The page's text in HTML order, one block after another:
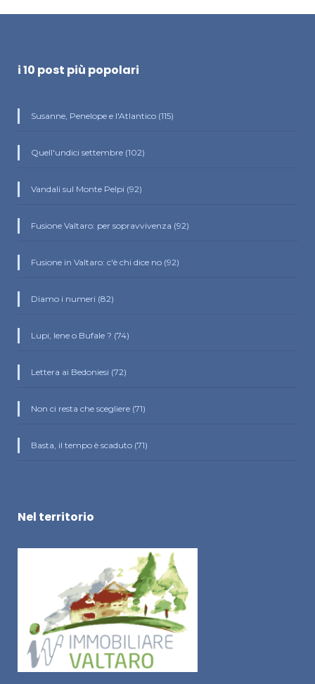
i 10 post più popolari
Susanne, Penelope e l'Atlantico (115)
Quell'undici settembre (102)
Vandali sul Monte Pelpi (92)
Fusione Valtaro: per sopravvivenza (92)
Fusione in Valtaro: c'è chi dice no (92)
Diamo i numeri (82)
Lupi, Iene o Bufale ? (74)
Lettera ai Bedoniesi (72)
Non ci resta che scegliere (71)
Basta, il tempo è scaduto (71)
Nel territorio